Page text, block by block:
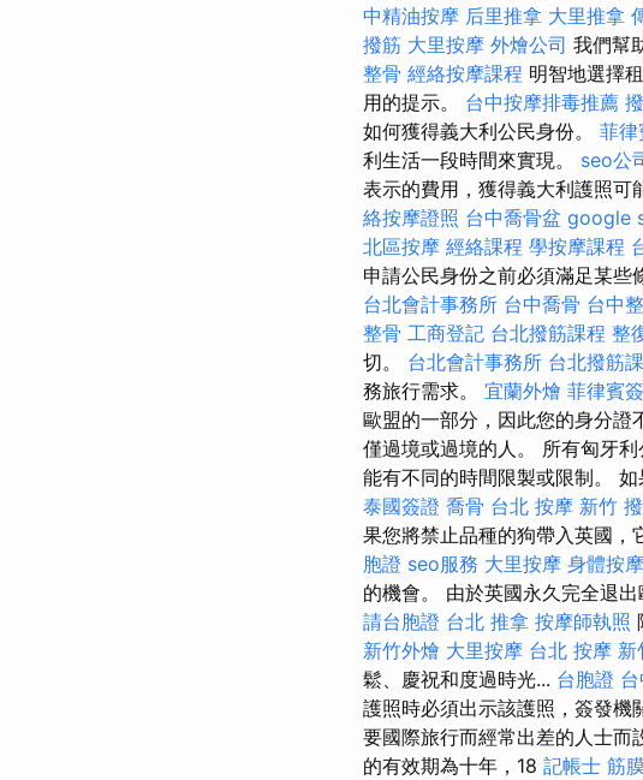
中精油按摩 后里推拿 大里推拿
撥筋 大里按摩 外燴公司 我們幫
整骨 經絡按摩課程 明智地選擇
用的提示。 台中按摩排毒推薦
如何獲得義大利公民身份。 菲律
利生活一段時間來實現。 seo公
表示的費用，獲得義大利護照可
絡按摩證照 台中喬骨盆 google
北區按摩 經絡課程 學按摩課程
申請公民身份之前必須滿足某些
台北會計事務所 台中喬骨 台中
整骨 工商登記 台北撥筋課程 整
切。 台北會計事務所 台北撥筋
務旅行需求。 宜蘭外燴 菲律賓
歐盟的一部分，因此您的身分證
僅過境或過境的人。 所有匈牙
能有不同的時間限製或限制。
泰國簽證 喬骨 台北 按摩 新竹
果您將禁止品種的狗帶入英國，
胞證 seo服務 大里按摩 身體按
的機會。 由於英國永久完全退
請台胞證 台北 推拿 按摩師執照
新竹外燴 大里按摩 台北 按摩 新
鬆、慶祝和度過時光... 台胞證
護照時必須出示該護照，簽發機
要國際旅行而經常出差的人士而
的有效期為十年，18 記帳士 筋